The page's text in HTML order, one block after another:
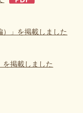
）」を掲載しました
を掲載しました